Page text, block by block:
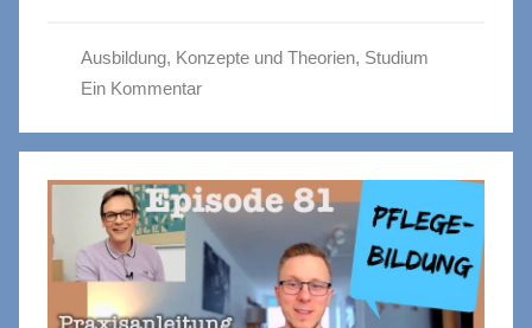
Ausbildung, Konzepte und Theorien, Studium
Ein Kommentar